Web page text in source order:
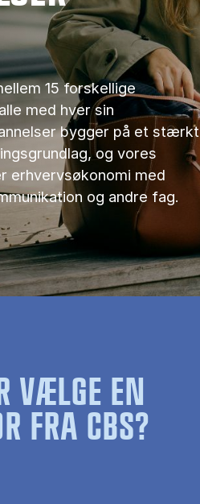
15 forskellige
med hver sin
bygger på et stærkt
og vores
erhvervsøkonomi med
og andre fag.
VÆLGE EN
FRA CBS?